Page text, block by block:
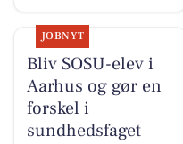
JOBNYT
Bliv SOSU-elev i
Aarhus og gør en
forskel i
sundhedsfaget